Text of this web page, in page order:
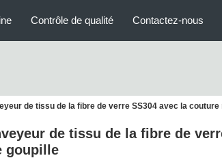
Contrôle de qualité Contactez-nous
de tissu de la fibre de verre SS304 avec la
de tissu de la fibre de
goupille